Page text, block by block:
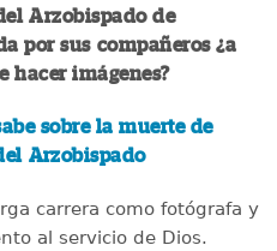
Arzobispado de
por sus compañeros ¿a
hacer imágenes?
sobre la muerte de
Arzobispado
carrera como fotógrafa y
al servicio de Dios.